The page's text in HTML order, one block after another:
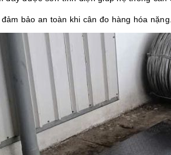
bảo an toàn khi cân đo hàng hóa nặng.